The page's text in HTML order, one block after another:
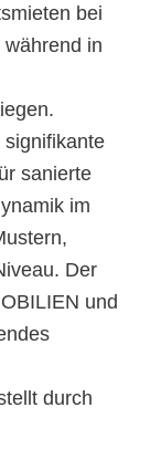
bei
während in
sanierte
im
Der
und
durch